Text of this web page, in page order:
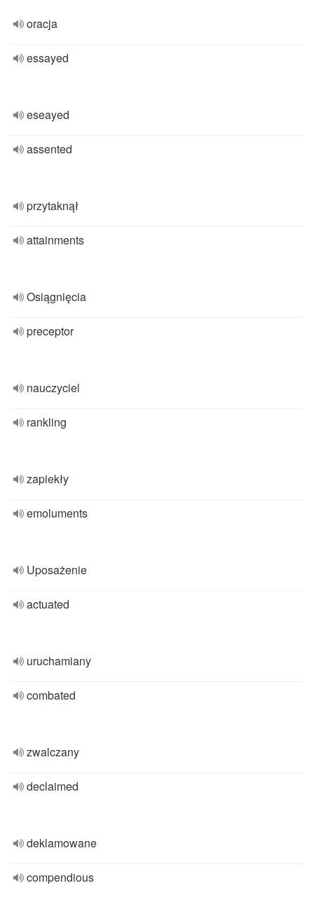
oracja
essayed
eseayed
assented
przytaknął
attainments
Osiągnięcia
preceptor
nauczyciel
rankling
zapiekły
emoluments
Uposażenie
actuated
uruchamiany
combated
zwalczany
declaimed
deklamowane
compendious